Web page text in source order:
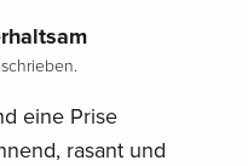
eine Prise
rasant und